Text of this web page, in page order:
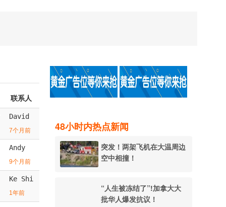
联系人
David
7个月前
Andy
9个月前
Ke Shi
1年前
48小时内热点新闻
突发！两架飞机在大温周边
空中相撞！
“人生被冻结了”!加拿大大
批华人爆发抗议！